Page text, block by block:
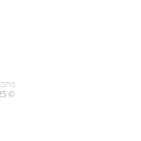
© 2025 Chef Book – שף בוק. כל הזכויות שמורות.